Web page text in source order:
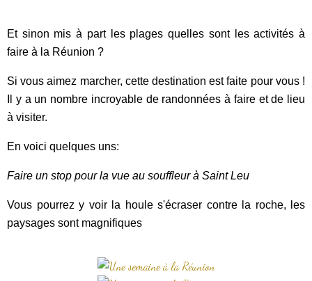
Et sinon mis à part les plages quelles sont les activités à
faire à la Réunion ?
Si vous aimez marcher, cette destination est faite pour vous !
Il y a un nombre incroyable de randonnées à faire et de lieu
à visiter.
En voici quelques uns:
Faire un stop pour la vue au souffleur à Saint Leu
Vous pourrez y voir la houle s'écraser contre la roche, les
paysages sont magnifiques